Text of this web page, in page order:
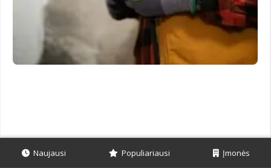
Naujausi Populiariausi Įmonės